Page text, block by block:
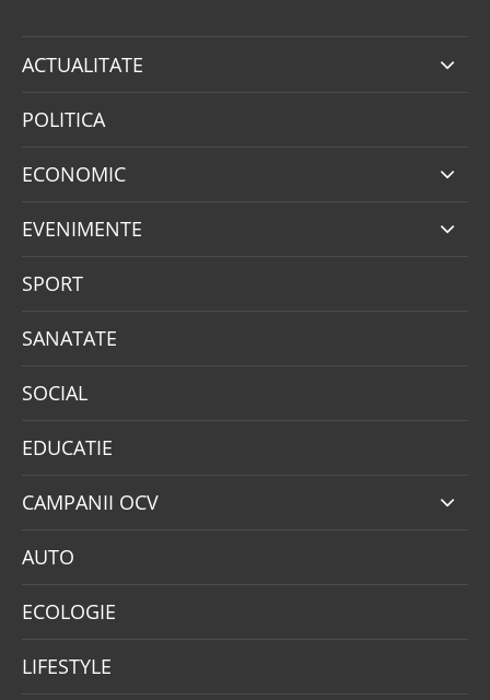
ACTUALITATE
POLITICA
ECONOMIC
EVENIMENTE
SPORT
SANATATE
SOCIAL
EDUCATIE
CAMPANII OCV
AUTO
ECOLOGIE
LIFESTYLE